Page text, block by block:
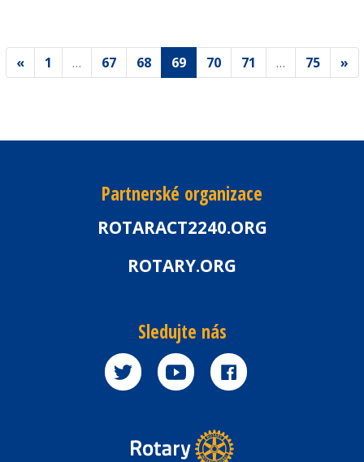
« 1 … 67 68 69 70 71 … 75 »
Partnerské organizace
ROTARACT2240.ORG
ROTARY.ORG
Sledujte nás